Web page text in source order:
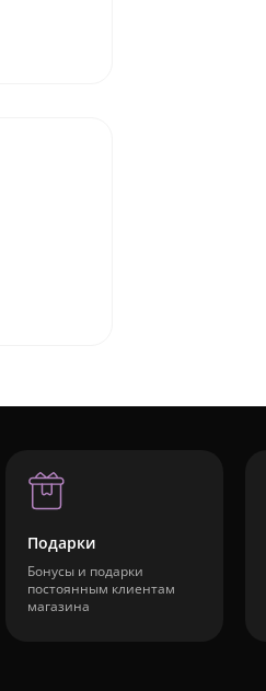
Подарки
Бонусы и подарки
постоянным клиентам
магазина